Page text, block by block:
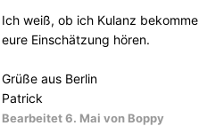
Ich weiß, ob ich Kulanz
eure Einschätzung hören.
Grüße aus Berlin
Patrick
Bearbeitet6. Mai von Boppy